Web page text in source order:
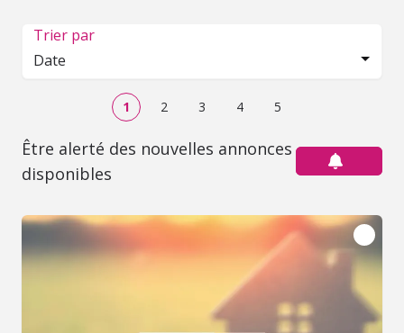
Trier par
Date
1 2 3 4 5
Être alerté des nouvelles annonces
disponibles